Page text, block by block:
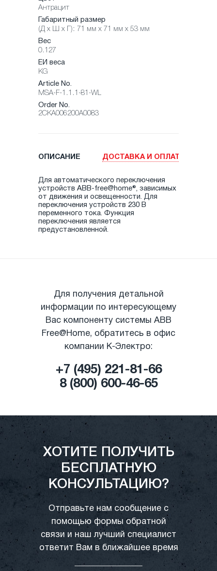
Антрацит
Габаритный размер
(Д х Ш х Г): 71 мм x 71 мм x 53 мм
Вес
0.127
ЕИ веса
KG
Article No.
MSA-F-1.1.1-81-WL
Order No.
2CKA006200A0083
ОПИСАНИЕ ДОСТАВКА И ОПЛАТА
Для автоматического переключения
устройств ABB-free@home®, зависимых
от движения и освещенности. Для
переключения устройств 230 В
переменного тока. Функция
переключения является
предустановленной.
Для получения детальной
информации по интересующему
Вас компоненту системы ABB
Free@Home, обратитесь в офис
компании К-Электро:
+7 (495) 221-81-66
|
8 (800) 600-46-65
ХОТИТЕ ПОЛУЧИТЬ
БЕСПЛАТНУЮ
КОНСУЛЬТАЦИЮ?
Отправьте нам сообщение с
помощью формы обратной
связи и наш лучший специалист
ответит Вам в ближайшее время